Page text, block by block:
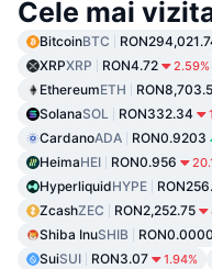
Cele mai
BitcoinBTC
XRPXRP RON4.72 2.59%
EthereumETH
SolanaSOL RON332.34
CardanoADA RON0.9203
HeimaHEI RON0.956
HyperliquidHYPE
ZcashZEC RON2,252.75
Shiba InuSHIB
SuiSUI RON3.07 1.94%